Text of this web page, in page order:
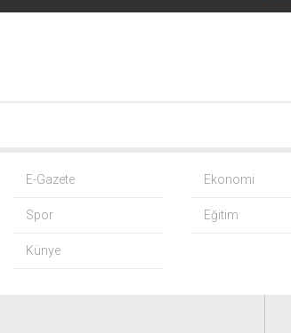
Ergen’den Yavru Vatan’da ‘yapay zekâ’ çıkışı
Sultanları, İzmirli çocuklara ilham oluyor
yağış, Marmara ve Ege’de rüzgar alarmı!
E-Gazete Ekonomi
Spor Eğitim
Künye